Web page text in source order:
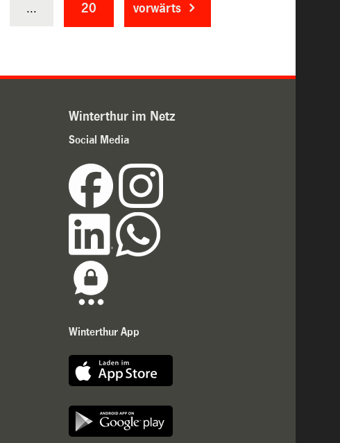
... 20 vorwärts
Winterthur im Netz
Social Media
Winterthur App